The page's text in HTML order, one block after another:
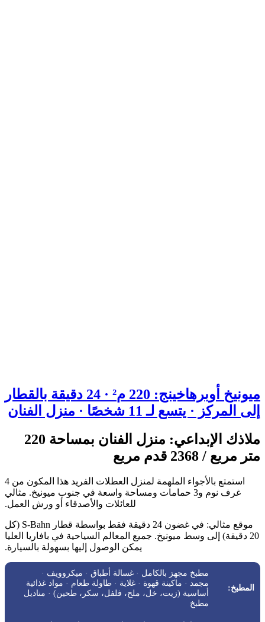
ميونيخ أوبرهاخينج: 220 م² · 24 دقيقة بالقطار
إلى المركز · يتسع لـ 11 شخصًا · منزل الفنان
ملاذك الإبداعي: منزل الفنان بمساحة 220
متر مربع / 2368 قدم مربع
استمتع بالأجواء الملهمة لمنزل العطلات الفريد هذا المكون من 4
غرف نوم و3 حمامات ومساحة واسعة في جنوب ميونيخ. مثالي
للعائلات والأصدقاء أو ورش العمل.
موقع مثالي: في غضون 24 دقيقة فقط بواسطة قطار S-Bahn (كل
20 دقيقة) إلى وسط ميونيخ. جميع المعالم السياحية في بافاريا العليا
يمكن الوصول إليها بسهولة بالسيارة.
المطبخ:
مطبخ مجهز بالكامل · غسالة أطباق · ميكروويف ·
مجمد · ماكينة قهوة · غلاية · طاولة طعام · مواد غذائية
أساسية (زيت، خل، ملح، فلفل، سكر، طحين) · مناديل
مطبخ